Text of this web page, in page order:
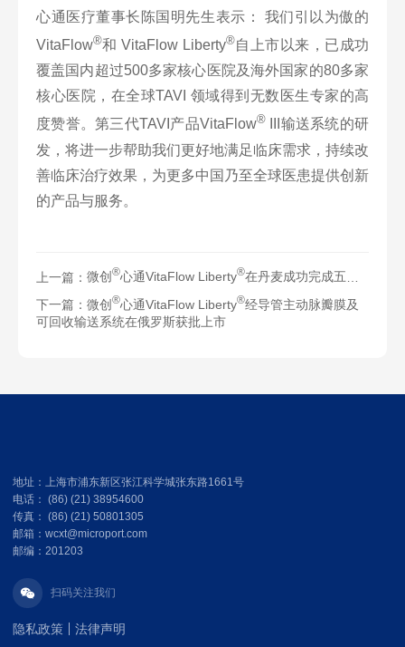
心通医疗董事长陈国明先生表示： 我们引以为傲的
VitaFlow®和 VitaFlow Liberty®自上市以来，已成功
覆盖国内超过500多家核心医院及海外国家的80多家
核心医院，在全球TAVI 领域得到无数医生专家的高
度赞誉。第三代TAVI产品VitaFlow®III输送系统的研
发，将进一步帮助我们更好地满足临床需求，持续改
善临床治疗效果，为更多中国乃至全球医患提供创新
的产品与服务。
上一篇： 微创 ®心通VitaFlow Liberty®在丹麦成功完成五例上市前植入
下一篇： 微创 ®心通VitaFlow Liberty®经导管主动脉瓣膜及
可回收输送系统在俄罗斯获批上市
地址：上海市浦东新区张江科学城张东路1661号
电话： (86) (21) 38954600
传真： (86) (21) 50801305
邮箱：wcxt@microport.com
邮编：201203
扫码关注我们
隐私政策 法律声明